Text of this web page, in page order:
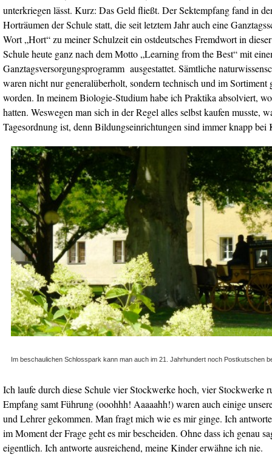
unterkriegen lässt. Kurz: Das Geld fließt. Der Sektempfang fand in
Horträumen der Schule statt, die seit letztem Jahr auch eine
Wort „Hort“ zu meiner Schulzeit ein ostdeutsches Fremdwort in
Schule heute ganz nach dem Motto „Learning from the Best“ mit
Ganztagsversorgungsprogramm ausgestattet. Sämtliche
waren nicht nur generalüberholt, sondern technisch und im Sortiment
worden. In meinem Biologie-Studium habe ich Praktika absolviert,
hatten. Weswegen man sich in der Regel alles selbst kaufen musste,
Tagesordnung ist, denn Bildungseinrichtungen sind immer knapp bei
Im beschaulichen Schlosspark kann man auch im 21. Jahrhundert noch Postkutschen
Ich laufe durch diese Schule vier Stockwerke hoch, vier Stockwerke
Empfang samt Führung (ooohhh! Aaaaahh!) waren auch einige
und Lehrer gekommen. Man fragt mich wie es mir ginge. Ich
im Moment der Frage geht es mir bescheiden. Ohne dass ich genau
eigentlich. Ich antworte ausreichend, meine Kinder erwähne ich nie.